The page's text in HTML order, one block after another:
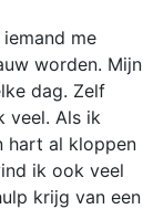
me
worden. Mijn
dag. Zelf
veel. Als ik
hart al kloppen
ik ook veel
krijg van een